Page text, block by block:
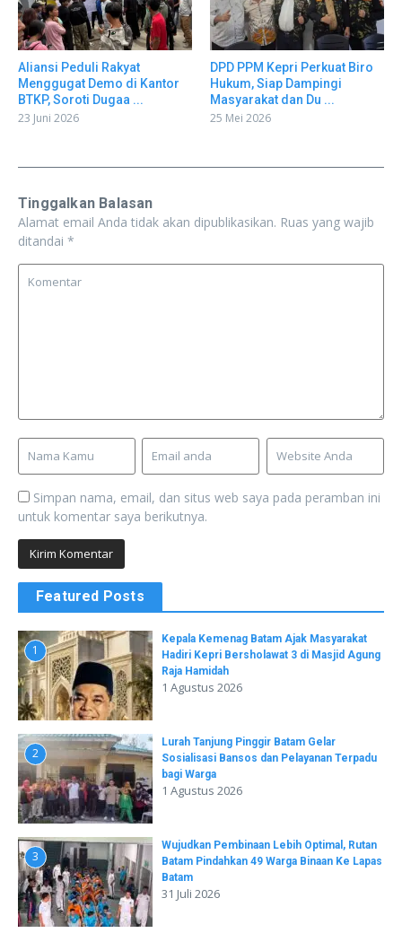
Aliansi Peduli Rakyat
Menggugat Demo di Kantor
BTKP, Soroti Dugaa ...
23 Juni 2026
DPD PPM Kepri Perkuat Biro
Hukum, Siap Dampingi
Masyarakat dan Du ...
25 Mei 2026
Tinggalkan Balasan
Alamat email Anda tidak akan dipublikasikan. Ruas yang wajib
ditandai *
Simpan nama, email, dan situs web saya pada peramban ini
untuk komentar saya berikutnya.
Featured Posts
1
Kepala Kemenag Batam Ajak Masyarakat
Hadiri Kepri Bersholawat 3 di Masjid Agung
Raja Hamidah
1 Agustus 2026
2
Lurah Tanjung Pinggir Batam Gelar
Sosialisasi Bansos dan Pelayanan Terpadu
bagi Warga
1 Agustus 2026
3
Wujudkan Pembinaan Lebih Optimal, Rutan
Batam Pindahkan 49 Warga Binaan Ke Lapas
Batam
31 Juli 2026